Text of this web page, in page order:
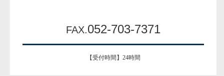
FAX.052-703-7371
【受付時間】24時間